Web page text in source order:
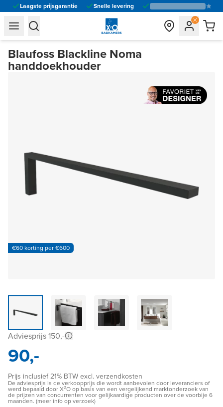
Laagste prijsgarantie Snelle levering
general.navigation.toggle_menu.label
general.navigation.toggle_menu.label
Blaufoss Blackline Noma
handdoekhouder
€60 korting per €600
Adviesprijs 150,-
90,-
Prijs inclusief 21% BTW excl. verzendkosten
De adviesprijs is de verkoopprijs die wordt aanbevolen door leveranciers of
werd bepaald door X²O op basis van een vergelijkend marktonderzoek van
de prijzen van concurrenten voor gelijkaardige producten over de voorbije 6
maanden. (meer info op verzoek)